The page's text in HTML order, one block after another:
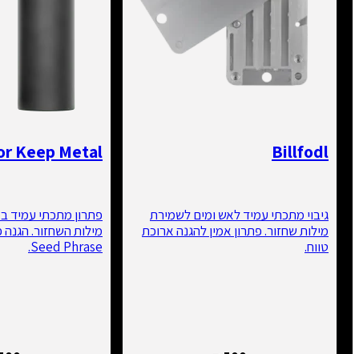
Billfodl
גיבוי מתכתי עמיד לאש ומים לשמירת
מילות שחזור. פתרון אמין להגנה ארוכת
טווח.
Keep Metal
פתרון מתכתי עמיד
מילות השחזור. הגנה
Seed Phrase.